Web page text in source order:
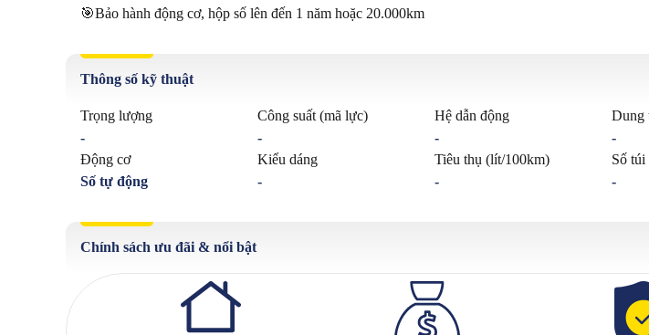
🎯Bảo hành động cơ, hộp số lên đến 1 năm hoặc 20.000km
Thông số kỹ thuật
Trọng lượng
-
Động cơ
Số tự động
Công suất (mã lực)
-
Kiểu dáng
-
Hệ dẫn động
-
Tiêu thụ (lít/100km)
-
Dung
-
Số
-
Chính sách ưu đãi & nổi bật